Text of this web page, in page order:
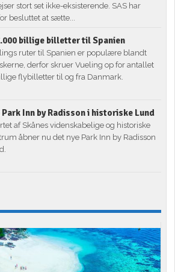
stort set ikke-eksisterende. SAS har
besluttet at sætte...
billige billetter til Spanien
ruter til Spanien er populære blandt
derfor skruer Vueling op for antallet
flybilletter til og fra Danmark.
Park Inn by Radisson i historiske Lund
af Skånes videnskabelige og historiske
åbner nu det nye Park Inn by Radisson